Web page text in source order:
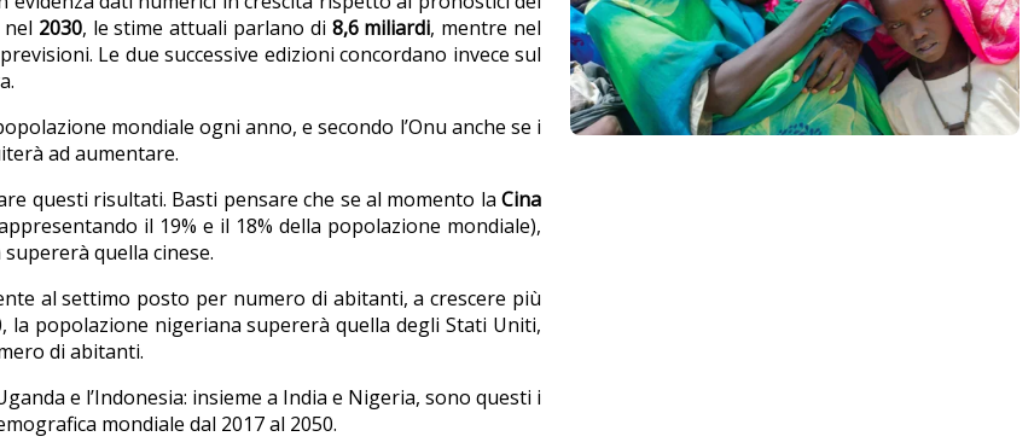
2030, le stime attuali parlano di 8,6 miliardi, mentre nel
Le due successive edizioni concordano invece sul
mondiale ogni anno, e secondo l’Onu anche se i
ad aumentare.
questi risultati. Basti pensare che se al momento la Cina
il 19% e il 18% della popolazione mondiale),
quella cinese.
al settimo posto per numero di abitanti, a crescere più
la popolazione nigeriana supererà quella degli Stati Uniti,
di abitanti.
e l’Indonesia: insieme a India e Nigeria, sono questi i
mondiale dal 2017 al 2050.